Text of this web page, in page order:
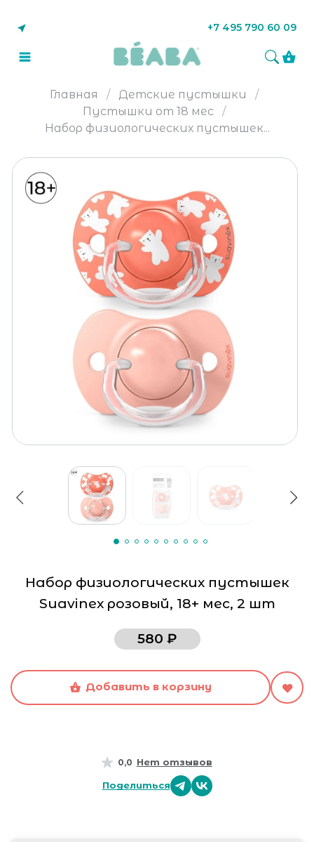
+7 495 790 60 09
Главная
Детские пустышки
Пустышки от 18 мес
Набор физиологических пустышек...
Набор физиологических пустышек
Suavinex розовый, 18+ мес, 2 шт
0,0 Нет отзывов
Поделиться
580 ₽
Добавить в корзину